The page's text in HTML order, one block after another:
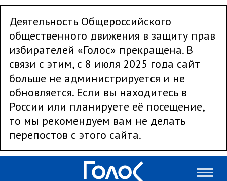
Деятельность Общероссийского
общественного движения в защиту прав
избирателей «Голос» прекращена. В
связи с этим, с 8 июля 2025 года сайт
больше не администрируется и не
обновляется. Если вы находитесь в
России или планируете её посещение,
то мы рекомендуем вам не делать
перепостов с этого сайта.